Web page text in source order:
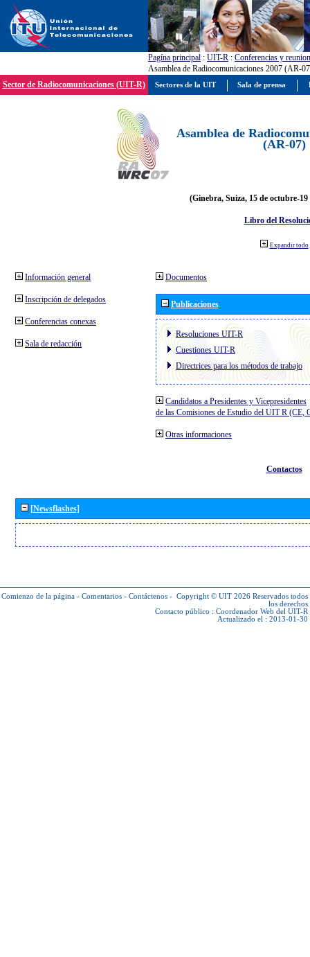
Pagína principal : UIT-R : Conferencias y
Asamblea de Radiocomunicaciones 2007 (AR-
Sector de Radiocomunicaciones (UIT-R)
Asamblea de
(AR-07)
(Ginebra, Suiza, 15 de octubre-19
Libro del
Expandir todo
Información general
Inscripción de delegados
Conferencias conexas
Sala de redacción
Documentos
Publicaciones
Resoluciones UIT-R
Cuestiones UIT-R
Directrices para los métodos de trabajo
Candidatos a Presidentes y Vicepresidentes
de las Comisiones de Estudio del UIT R (CE,
Otras informaciones
Contactos
[Newsflashes]
Comienzo de la página - Comentarios - Contáctenos - Copyright © UIT 2026 Reservados todos
los derechos
Contacto público : Coordenador Web del UIT-R
Actualizado el : 2013-01-30
Sectores de la UIT Sala de prensa